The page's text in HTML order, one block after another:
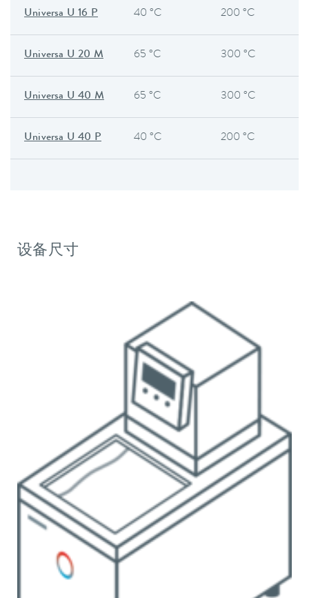
Universa U 16 P 40 °C 200 °C
Universa U 20 M 65 °C 300 °C
Universa U 40 M 65 °C 300 °C
Universa U 40 P 40 °C 200 °C
设备尺寸